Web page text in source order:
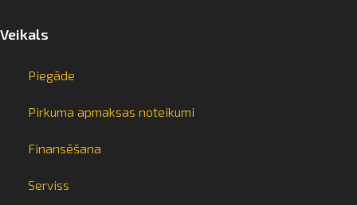
Veikals
Piegāde
Pirkuma apmaksas noteikumi
Finansēšana
Serviss